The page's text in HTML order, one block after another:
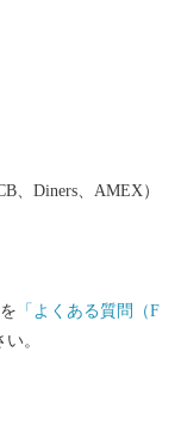
曜日には「信
、Diners、AMEX）
「よくある質問（F
。